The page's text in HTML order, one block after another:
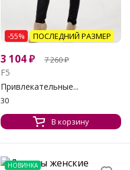
-55% ПОСЛЕДНИЙ РАЗМЕР
3 104₽ 7 260₽
F5
Привлекательные...
30
В корзину
НОВИНКА